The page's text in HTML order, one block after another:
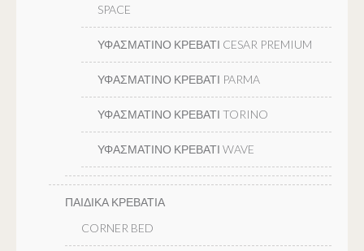
SPACE
ΥΦΑΣΜΑΤΙΝΟ ΚΡΕΒΑΤΙ CESAR PREMIUM
ΥΦΑΣΜΑΤΙΝΟ ΚΡΕΒΑΤΙ PARMA
ΥΦΑΣΜΑΤΙΝΟ ΚΡΕΒΑΤΙ TORINO
ΥΦΑΣΜΑΤΙΝΟ ΚΡΕΒΑΤΙ WAVE
ΠΑΙΔΙΚΑ ΚΡΕΒΑΤΙΑ
CORNER BED